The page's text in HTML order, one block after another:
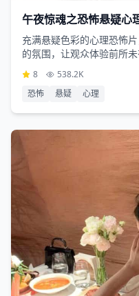
午夜惊魂之恐怖悬疑心
充满悬疑色彩的心理恐怖
的氛围，让观众体验前所
8 538.2K
恐怖
悬疑 心理